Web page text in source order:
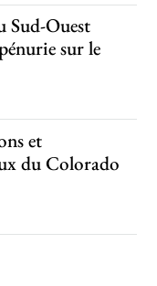
Sud-Ouest
sur le
et
du Colorado